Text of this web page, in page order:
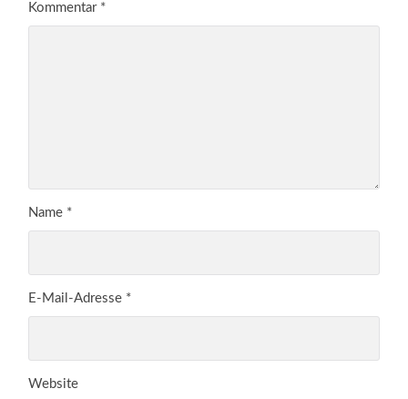
Kommentar *
Name *
E-Mail-Adresse *
Website